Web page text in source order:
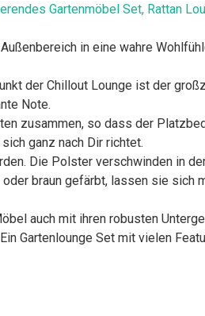
Gartenmöbel Set, Rattan
in eine wahre
der Chillout Lounge ist der
Note.
zusammen, so dass der
ganz nach Dir richtet.
Die Polster verschwinden in
braun gefärbt, lassen sie sich
auch mit ihren robusten
Gartenlounge Set mit vielen